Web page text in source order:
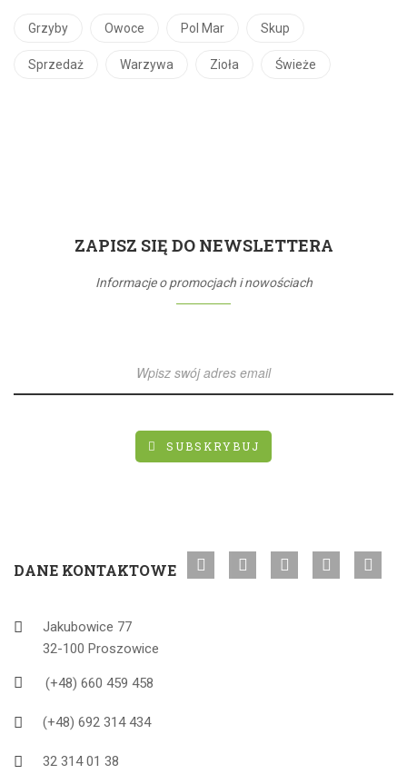
Grzyby Owoce Pol Mar Skup
Sprzedaż Warzywa Zioła Świeże
ZAPISZ SIĘ DO NEWSLETTERA
Informacje o promocjach i nowościach
SUBSKRYBUJ
DANE KONTAKTOWE
Jakubowice 77
32-100 Proszowice
(+48) 660 459 458
(+48) 692 314 434
32 314 01 38